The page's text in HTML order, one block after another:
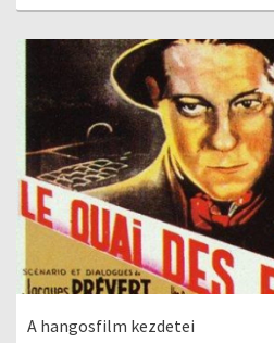
A hangosfilm kezdetei